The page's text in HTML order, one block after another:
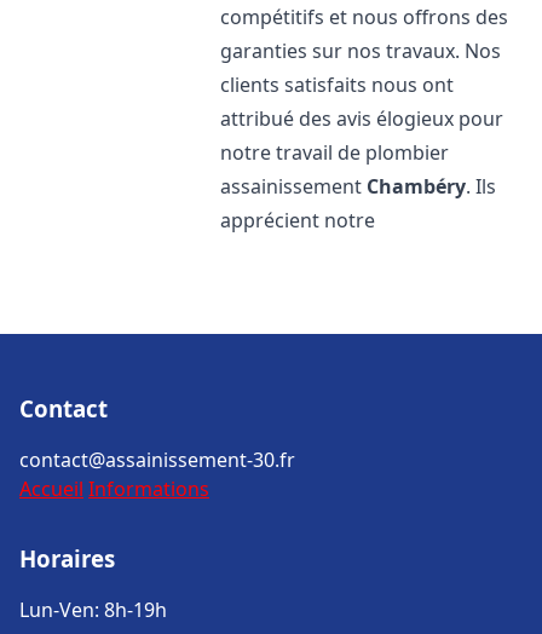
compétitifs et nous offrons des
garanties sur nos travaux. Nos
clients satisfaits nous ont
attribué des avis élogieux pour
notre travail de plombier
assainissement Chambéry. Ils
apprécient notre
Contact
contact@assainissement-30.fr
Accueil Informations
Horaires
Lun-Ven: 8h-19h